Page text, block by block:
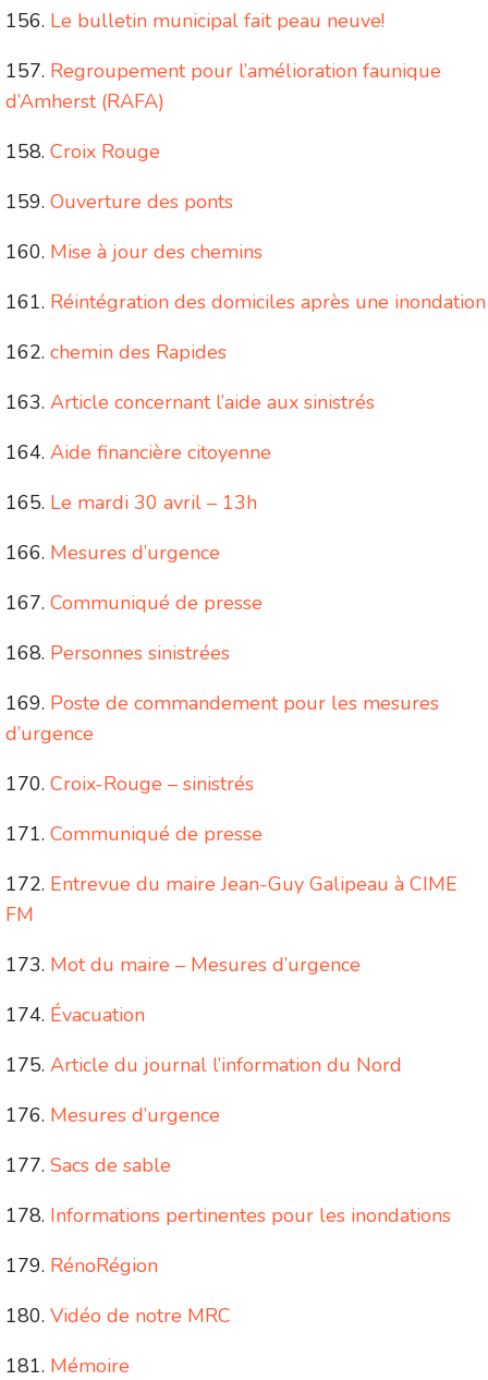
Le bulletin municipal fait peau neuve!
Regroupement pour l’amélioration faunique
d’Amherst (RAFA)
Croix Rouge
Ouverture des ponts
Mise à jour des chemins
Réintégration des domiciles après une inondation
chemin des Rapides
Article concernant l’aide aux sinistrés
Aide financière citoyenne
Le mardi 30 avril – 13h
Mesures d’urgence
Communiqué de presse
Personnes sinistrées
Poste de commandement pour les mesures
d’urgence
Croix-Rouge – sinistrés
Communiqué de presse
Entrevue du maire Jean-Guy Galipeau à CIME
FM
Mot du maire – Mesures d’urgence
Évacuation
Article du journal l’information du Nord
Mesures d’urgence
Sacs de sable
Informations pertinentes pour les inondations
RénoRégion
Vidéo de notre MRC
Mémoire